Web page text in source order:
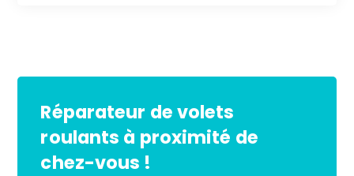
Réparateur de volets
roulants à proximité de
chez-vous !